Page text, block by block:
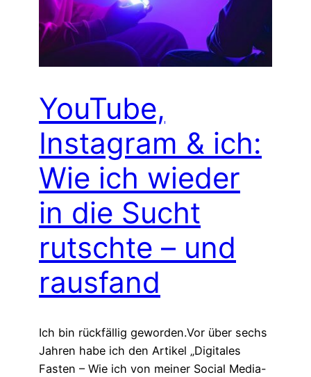
YouTube,
Instagram & ich:
Wie ich wieder
in die Sucht
rutschte – und
rausfand
Ich bin rückfällig geworden.Vor über sechs
Jahren habe ich den Artikel „Digitales
Fasten – Wie ich von meiner Social Media-